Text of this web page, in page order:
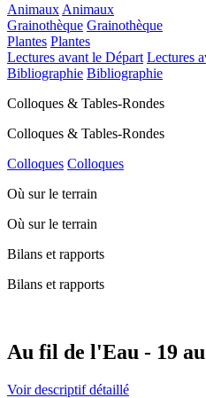
Animaux Animaux
Grainothèque Grainothèque
Plantes Plantes
Lectures avant le Départ Lectures
Bibliographie Bibliographie
Colloques & Tables-Rondes
Colloques & Tables-Rondes
Colloques Colloques
Où sur le terrain
Où sur le terrain
Bilans et rapports
Bilans et rapports
Au fil de l'Eau - 19
Voir descriptif détaillé